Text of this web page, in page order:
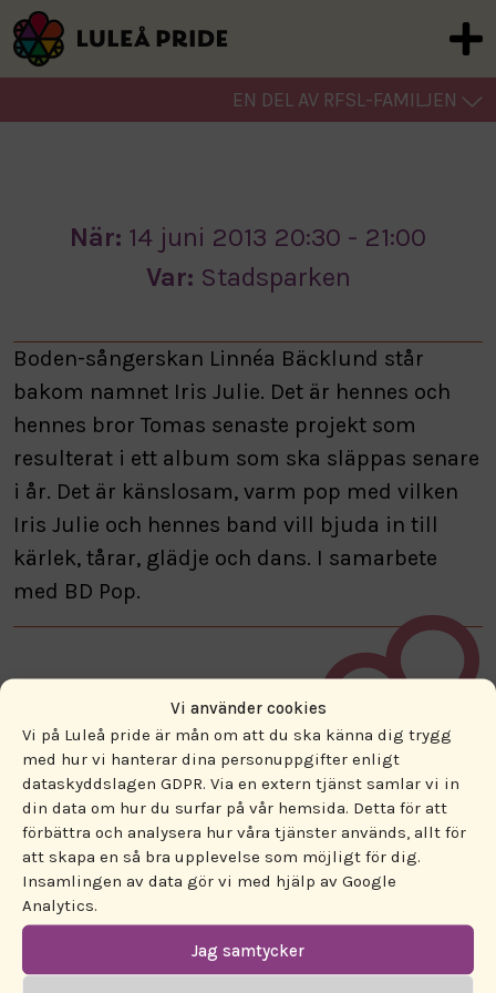
Vi använder cookies
Vi på Luleå pride är mån om att du ska känna dig trygg
med hur vi hanterar dina personuppgifter enligt
dataskyddslagen GDPR. Via en extern tjänst samlar vi in
din data om hur du surfar på vår hemsida. Detta för att
förbättra och analysera hur våra tjänster används, allt för
att skapa en så bra upplevelse som möjligt för dig.
Insamlingen av data gör vi med hjälp av Google
Analytics.
Jag samtycker
EN DEL AV RFSL-FAMILJEN
När: 14 juni 2013 20:30 - 21:00
Var: Stadsparken
Boden-sångerskan Linnéa Bäcklund står
bakom namnet Iris Julie. Det är hennes och
hennes bror Tomas senaste projekt som
resulterat i ett album som ska släppas senare
i år. Det är känslosam, varm pop med vilken
Iris Julie och hennes band vill bjuda in till
kärlek, tårar, glädje och dans. I samarbete
med BD Pop.
ENGAGERA DIG!
PROGRAM
PARTNERS